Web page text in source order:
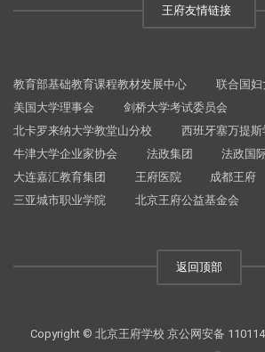
王府友情链接
教育部基础教育课程教材发展中心
联合国妇
美国大学理事会
剑桥大学考试委员会
北卡罗来纳大学教堂山分校
西班牙塞万提斯
牛津大学企业家协会
法政集团
法政国
大连嘉汇教育集团
王府医院 成都王府
三亚城市职业学院
北京王府公益基金会
返回顶部
Copyright © 北京王府学校 京公网安备